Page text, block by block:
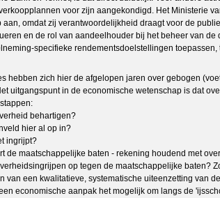
voor zijn aangekondigd. Het Ministerie
omdat zij verantwoordelijkheid draagt voor de
en de rol van aandeelhouder bij het beheer van
specifieke rendementsdoelstellingen
hebben zich hier de afgelopen jaren over gebogen
uitgangspunt in de economische wetenschap is dat
behartigen?
hier al op in?
ingrijpt?
de maatschappelijke baten - rekening houdend met
op tegen de maatschappelijke baten?
van een kwalitatieve, systematische uiteenzetting
economische aanpak het mogelijk om langs de